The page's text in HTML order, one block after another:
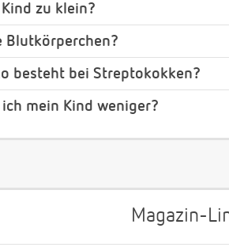
zu klein?
Blutkörperchen?
besteht bei Streptokokken?
mein Kind weniger?
Magazin-